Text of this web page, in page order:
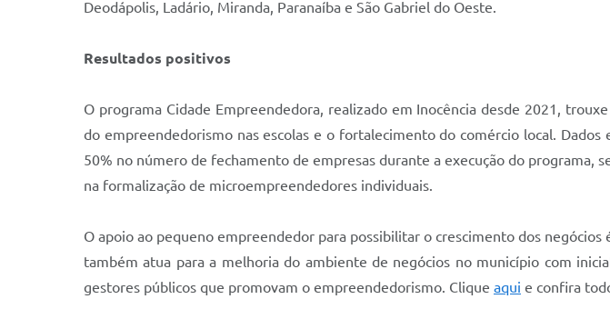
Deodápolis, Ladário, Miranda, Paranaíba e São Gabriel do Oeste.
Resultados positivos
O programa Cidade Empreendedora, realizado em Inocência desde 2021,
do empreendedorismo nas escolas e o fortalecimento do comércio local.
50% no número de fechamento de empresas durante a execução do
na formalização de microempreendedores individuais.
O apoio ao pequeno empreendedor para possibilitar o crescimento dos
também atua para a melhoria do ambiente de negócios no município com
gestores públicos que promovam o empreendedorismo. Clique aqui e confira